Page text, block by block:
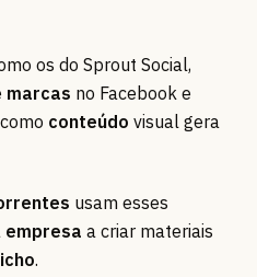
os do Sprout Social,
marcas no Facebook e
conteúdo visual gera
usam esses
empresa a criar materiais
.